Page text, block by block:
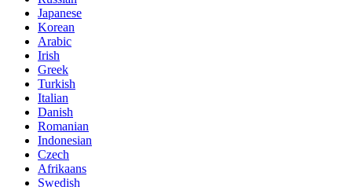
Japanese
Korean
Arabic
Irish
Greek
Turkish
Italian
Danish
Romanian
Indonesian
Czech
Afrikaans
Swedish